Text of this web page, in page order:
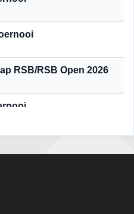
RSB/RSB Open 2026